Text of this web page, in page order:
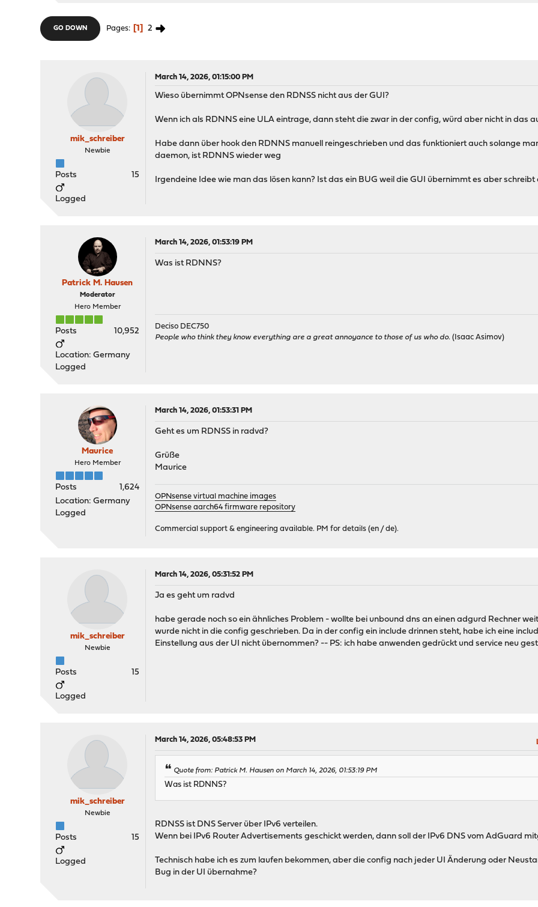
GO DOWN Pages 1 2
mik_schreiber
Newbie
Posts 15
Logged
March 14, 2026, 01:15:00 PM
Wieso übernimmt OPNsense den RDNSS nicht aus der GUI?
Wenn ich als RDNNS eine ULA eintrage, dann steht die zwar in der config, würd aber nicht in das
Habe dann über hook den RDNNS manuell reingeschrieben und das funktioniert auch solange
daemon, ist RDNNS wieder weg
Irgendeine Idee wie man das lösen kann? Ist das ein BUG weil die GUI übernimmt es aber schreibt
Patrick M. Hausen
Moderator
Hero Member
Posts 10,952
Location: Germany
Logged
March 14, 2026, 01:53:19 PM
Was ist RDNNS?
Deciso DEC750
People who think they know everything are a great annoyance to those of us who do. (Isaac Asimov)
Maurice
Hero Member
Posts
1,624
Location: Germany
Logged
March 14, 2026, 01:53:31 PM
Geht es um RDNSS in radvd?
Grüße
Maurice
OPNsense virtual machine images
OPNsense aarch64 firmware repository
Commercial support & engineering available. PM for details (en / de).
mik_schreiber
Newbie
Posts 15
Logged
March 14, 2026, 05:31:52 PM
Ja es geht um radvd
habe gerade noch so ein ähnliches Problem - wollte bei unbound dns an einen adgurd Rechner
wurde nicht in die config geschrieben. Da in der config ein include drinnen steht, habe ich eine
Einstellung aus der UI nicht übernommen? -- PS: ich habe anwenden gedrückt und service neu
mik_schreiber
Newbie
Posts 15
Logged
March 14, 2026, 05:48:53 PM
Quote from: Patrick M. Hausen on March 14, 2026, 01:53:19 PM
Was ist RDNNS?
RDNSS ist DNS Server über IPv6 verteilen.
Wenn bei IPv6 Router Advertisements geschickt werden, dann soll der IPv6 DNS vom AdGuard
Technisch habe ich es zum laufen bekommen, aber die config nach jeder UI Änderung oder
Bug in der UI übernahme?